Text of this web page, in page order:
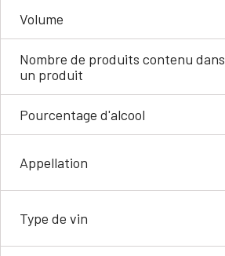
Volume
Nombre de produits contenu dans
un produit
Pourcentage d'alcool
Appellation
Type de vin